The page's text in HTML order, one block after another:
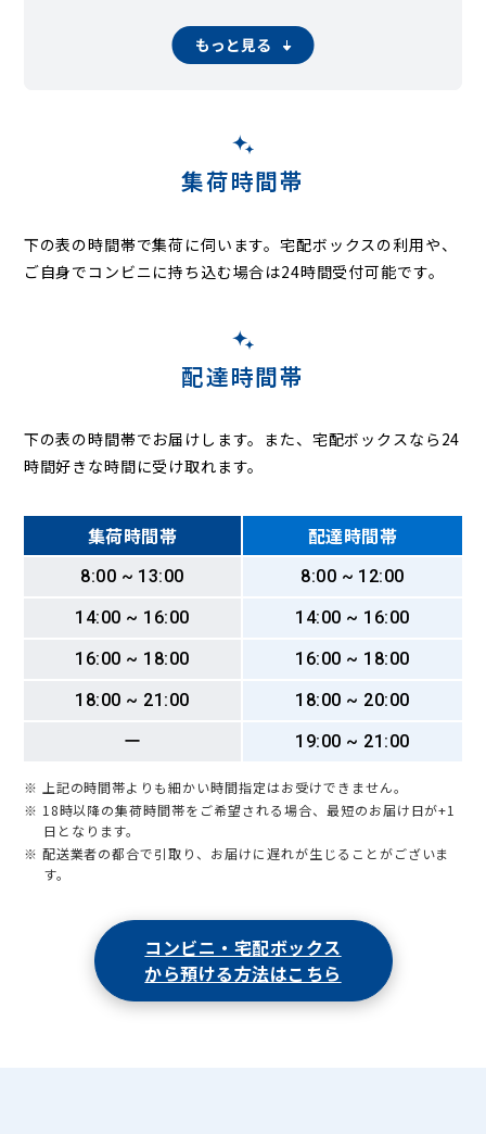
もっと見る
集荷時間帯
下の表の時間帯で集荷に伺います。宅配ボックスの利用や、
ご自身でコンビニに持ち込む場合は24時間受付可能です。
配達時間帯
下の表の時間帯でお届けします。また、宅配ボックスなら24
時間好きな時間に受け取れます。
集荷時間帯 配達時間帯
8:00 ~ 13:00
8:00 ~ 12:00
14:00 ~ 16:00
14:00 ~ 16:00
16:00 ~ 18:00
16:00 ~ 18:00
18:00 ~ 21:00
18:00 ~ 20:00
ー
19:00 ~ 21:00
※ 上記の時間帯よりも細かい時間指定はお受けできません。
※ 18時以降の集荷時間帯をご希望される場合、最短のお届け日が+1
日となります。
※ 配送業者の都合で引取り、お届けに遅れが生じることがございま
す。
コンビニ・宅配ボックス
から預ける方法はこちら